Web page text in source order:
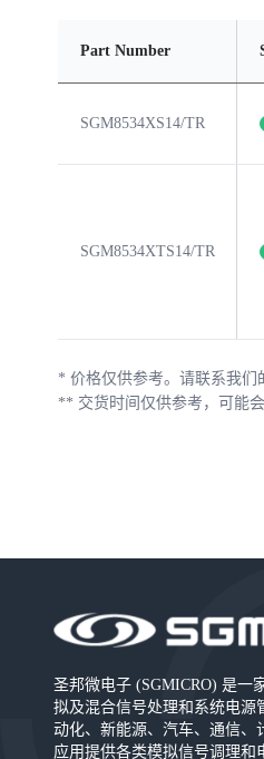
Part Number
SGM8534XS14/TR
SGM8534XTS14/TR
* 价格仅供参考。请联系我们
** 交货时间仅供参考，可能
圣邦微电子 (SGMICRO) 是一
拟及混合信号处理和系统电源
动化、新能源、汽车、通信、
应用提供各类模拟信号调理和